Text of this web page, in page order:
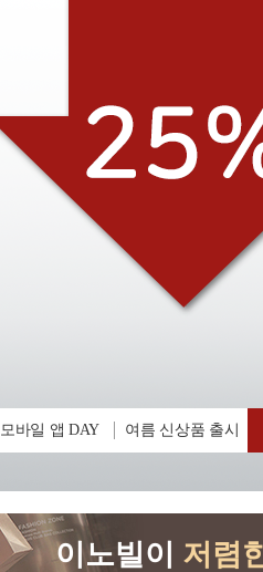
모바일 앱 DAY 여름 신상품 출시
이노빌이 저렴